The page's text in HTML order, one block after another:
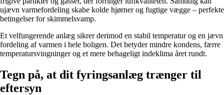
ujævn varmefordeling skabe kolde hjørner og fugtige vægge – perfekte
betingelser for skimmelsvamp.
Et velfungerende anlæg sikrer derimod en stabil temperatur og en jævn
fordeling af varmen i hele boligen. Det betyder mindre kondens, færre
temperatursvingninger og et mere behageligt indeklima året rundt.
Tegn på, at dit fyringsanlæg trænger til
eftersyn